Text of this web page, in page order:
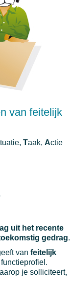
van feitelijk
Taak,Actie
uit het recente
gedrag.
vanfeitelijk
je solliciteert,